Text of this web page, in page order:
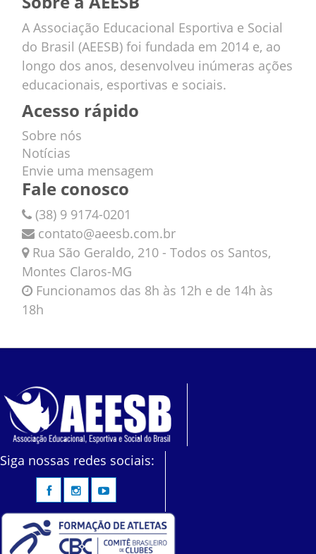
A Associação Educacional Esportiva e Social
do Brasil (AEESB) foi fundada em 2014 e, ao
longo dos anos, desenvolveu inúmeras ações
educacionais, esportivas e sociais.
Acesso rápido
Sobre nós
Notícias
Envie uma mensagem
Fale conosco
(38) 9 9174-0201
contato@aeesb.com.br
Rua São Geraldo, 210 - Todos os Santos,
Montes Claros-MG
Funcionamos das 8h às 12h e de 14h às
18h
Siga nossas redes sociais: